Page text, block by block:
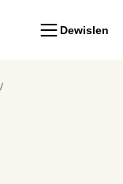
Dewislen